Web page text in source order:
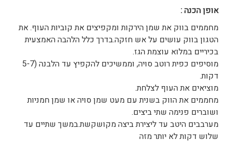
אופן הכנה:
מחממים בווק את שמן הירקות ומקפיצים את קוביות העוף. את
הטגון בווק עושים על אש חזקה.בדרך כלל הלהבה האמצעית
בכיריים במלוא עוצמת הגז.
מוסיפים כפית רוטב סויה, וממשיכים להקפיץ עד הלבנה (5-7
דקות.
מוציאים את העוף לצלחת.
מחממים את הווק בשנית עם מעט שמן סויה או שמן חמניות
ושוברים פנימה שתי ביצים.
מערבבים היטב עד ליצירת ביצה מקושקשת.במשך שתיים עד
שלוש דקות לא יותר מזה